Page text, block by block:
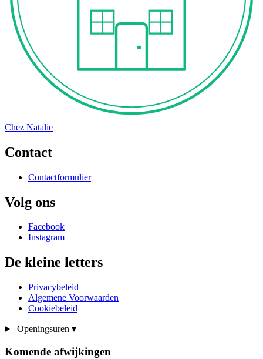
Chez Natalie
Contact
Contactformulier
Volg ons
Facebook
Instagram
De kleine letters
Privacybeleid
Algemene Voorwaarden
Cookiebeleid
Openingsuren ▾
Komende afwijkingen